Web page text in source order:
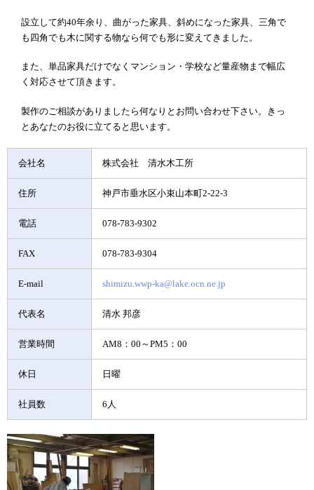
設立して約40年余り、曲がった家具、斜めになった家具、三角で
も四角でも木に関する物なら何でも形に変えてきました。
また、単品家具だけでなくマンション・学校など量産物まで幅広
く対応させて頂きます。
製作のご相談がありましたら何なりとお問い合わせ下さい。きっ
とあなたのお役に立てると思います。
会社名 株式会社 清水木工所
住所 神戸市垂水区小束山本町2-22-3
電話 078-783-9302
FAX 078-783-9304
E-mail shimizu.wwp-ka@lake.ocn.ne.jp
代表名 清水 邦彦
営業時間 AM8：00～PM5：00
休日 日曜
社員数 6人